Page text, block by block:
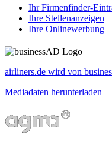
Ihr Firmenfinder-
Ihre Stellenanzeigen
Ihre Onlinewerbung
airliners.de wird von
Mediadaten herunterladen